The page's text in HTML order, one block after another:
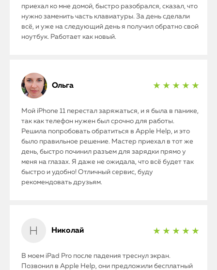
приехал ко мне домой, быстро разобрался, сказал, что
нужно заменить часть клавиатуры. За день сделали
всё, и уже на следующий день я получил обратно свой
ноутбук. Работает как новый.
Ольга ★ ★ ★ ★ ★
Мой iPhone 11 перестал заряжаться, и я была в панике,
так как телефон нужен был срочно для работы.
Решила попробовать обратиться в Apple Help, и это
было правильное решение. Мастер приехал в тот же
день, быстро починил разъем для зарядки прямо у
меня на глазах. Я даже не ожидала, что всё будет так
быстро и удобно! Отличный сервис, буду
рекомендовать друзьям.
Николай ★ ★ ★ ★ ★
В моем iPad Pro после падения треснул экран.
Позвонил в Apple Help, они предложили бесплатный